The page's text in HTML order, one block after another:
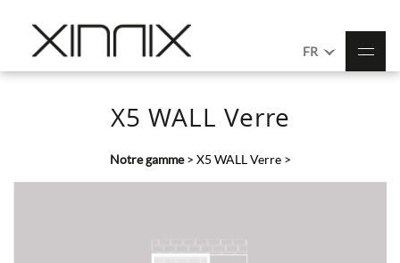
FR
X5 WALL Verre
Notre gamme> X5 WALL Verre>